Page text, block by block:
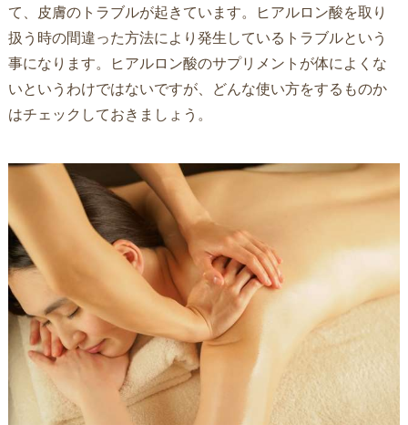
て、皮膚のトラブルが起きています。ヒアルロン酸を取り
扱う時の間違った方法により発生しているトラブルという
事になります。ヒアルロン酸のサプリメントが体によくな
いというわけではないですが、どんな使い方をするものか
はチェックしておきましょう。